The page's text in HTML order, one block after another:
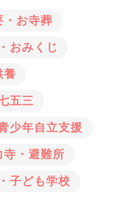
・お寺葬
おみくじ
養
五三
少年自立支援
寺・避難所
子ども学校